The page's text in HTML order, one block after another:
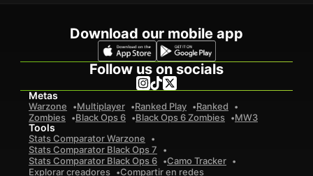
Download our mobile app
Follow us on socials
Metas
Warzone Multiplayer Ranked Play
Ranked
Zombies
Black Ops 6 Black Ops 6 Zombies MW3
Tools
Stats Comparator Warzone
Stats Comparator Black Ops 7
Stats Comparator Black Ops 6
Camo Tracker
Explorar creadores
Compartir en redes